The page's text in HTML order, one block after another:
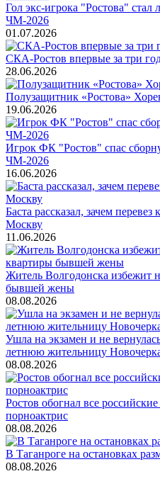
Гол экс-игрока "Ростова"
ЧМ-2026
01.07.2026
СКА-Ростов впервые за три
28.06.2026
Полузащитник «Ростова»
19.06.2026
Игрок ФК "Ростов" спас
ЧМ-2026
16.06.2026
Баста рассказал, зачем
Москву
11.06.2026
Житель Волгодонска избежит
бывшей жены
08.08.2026
Ушла на экзамен и не
летнюю жительницу
08.08.2026
Ростов обогнал все
порноактрис
08.08.2026
В Таганроге на остановках
08.08.2026